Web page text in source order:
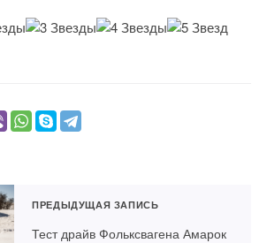
ПРЕДЫДУЩАЯ ЗАПИСЬ
Тест драйв Фольксвагена Амарок